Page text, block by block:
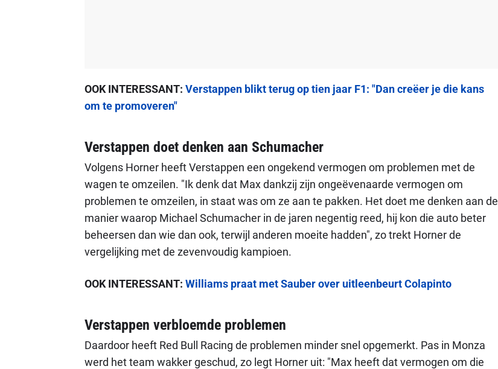
OOK INTERESSANT: Verstappen blikt terug op tien jaar F1: "Dan creëer je die kans
om te promoveren"
Verstappen doet denken aan Schumacher
Volgens Horner heeft Verstappen een ongekend vermogen om problemen met de
wagen te omzeilen. "Ik denk dat Max dankzij zijn ongeëvenaarde vermogen om
problemen te omzeilen, in staat was om ze aan te pakken. Het doet me denken aan de
manier waarop Michael Schumacher in de jaren negentig reed, hij kon die auto beter
beheersen dan wie dan ook, terwijl anderen moeite hadden", zo trekt Horner de
vergelijking met de zevenvoudig kampioen.
OOK INTERESSANT: Williams praat met Sauber over uitleenbeurt Colapinto
Verstappen verbloemde problemen
Daardoor heeft Red Bull Racing de problemen minder snel opgemerkt. Pas in Monza
werd het team wakker geschud, zo legt Horner uit: "Max heeft dat vermogen om die